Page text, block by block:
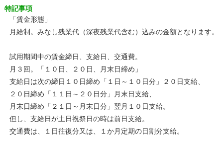
特記事項
「賃金形態」
月給制。みなし残業代（深夜残業代含む）込みの金額となります。
試用期間中の賃金締日、支給日、交通費。
月３回。「１０日、２０日、月末日締め」
支給日は次の締日１０日締め「１日～１０日分」２０日支給、
２０日締め「１１日～２０日分」月末日支給、
月末日締め「２１日～月末日分」翌月１０日支給。
但し、支給日が土日祝祭日の時は前日支給。
交通費は、１日往復分又は、１か月定期の日割分支給。